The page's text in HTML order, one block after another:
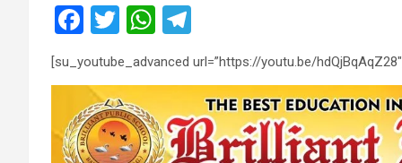
F
ce
b
o
T
wi
tt
er
W
at
s
A
el
e
gr
a
[su_youtube_advanced url=”https://youtu.be/hdQjBqAqZ28″]